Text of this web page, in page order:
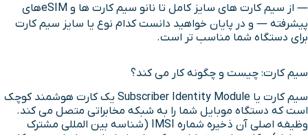
— از سیم کارت های سایز کامل تا نانو سیم کارت ها و eSIMهای
پیشرفته — و در پایان خواهید دانست کدام نوع یا سایز سیم کارت
برای دستگاه شما مناسب تر است.
سیم کارت: چیست و چگونه کار می کند؟
سیم کارت یا Subscriber Identity Module یک کارت هوشمند کوچک
است که دستگاه موبایل شما را به شبکه مخابراتی متصل می کند.
وظیفه اصلی آن ذخیره شماره IMSI (شناسه بین المللی مشترک